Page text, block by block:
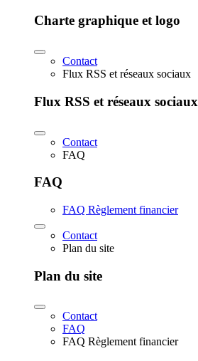
Charte graphique et logo
Contact
Flux RSS et réseaux sociaux
Flux RSS et réseaux sociaux
Contact
FAQ
FAQ
FAQ Règlement financier
Contact
Plan du site
Plan du site
Contact
FAQ
FAQ Règlement financier